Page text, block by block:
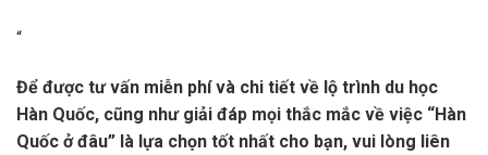
“
Để được tư vấn miễn phí và chi tiết về lộ trình du học
Hàn Quốc, cũng như giải đáp mọi thắc mắc về việc “Hàn
Quốc ở đâu” là lựa chọn tốt nhất cho bạn, vui lòng liên